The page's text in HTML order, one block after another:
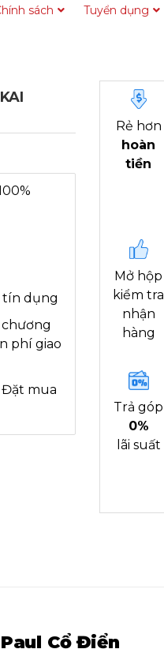
sách Tuyển dụng
tín dụng
phí giao
Đặt mua
Rẻ hơn
hoàn
tiền
Mở hộp
kiểm tra
nhận
hàng
Trả góp
0%
lãi suất
Cổ Điển